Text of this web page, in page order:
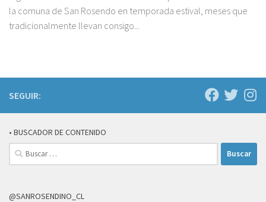
la comuna de San Rosendo en temporada estival, meses que
tradicionalmente llevan consigo...
SEGUIR:
• BUSCADOR DE CONTENIDO
Buscar:
@SANROSENDINO_CL